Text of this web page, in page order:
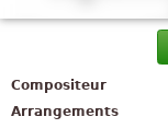
Compositeur
Arrangements